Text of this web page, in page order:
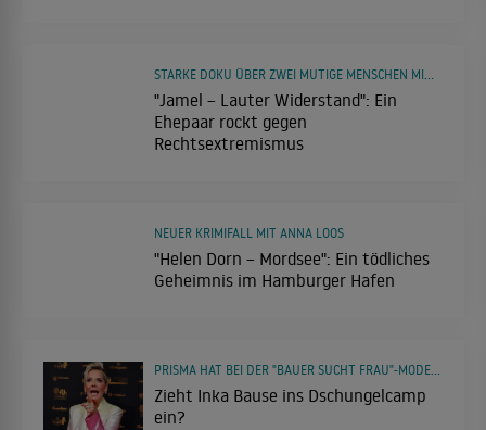
"Jamel – Lauter Widerstand": Ein
Ehepaar rockt gegen
Rechtsextremismus
STARKE DOKU ÜBER ZWEI MUTIGE MENSCHEN MIT KREATIVEN IDEEN
"Helen Dorn – Mordsee": Ein tödliches
Geheimnis im Hamburger Hafen
NEUER KRIMIFALL MIT ANNA LOOS
Zieht Inka Bause ins Dschungelcamp
ein?
PRISMA HAT BEI DER "BAUER SUCHT FRAU"-MODERATORIN NACHGEFRAGT